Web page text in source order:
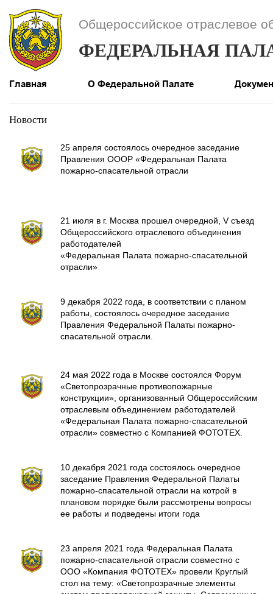
Общероссийское отраслевое
ФЕДЕРАЛЬНАЯ
Главная О Федеральной Палате
Новости
25 апреля состоялось очередное заседание
Правления ОООР «Федеральная Палата
пожарно-спасательной отрасли
21 июля в г. Москва прошел очередной, V съезд
Общероссийского отраслевого объединения
работодателей
«Федеральная Палата пожарно-спасательной
отрасли»
9 декабря 2022 года, в соответствии с планом
работы, состоялось очередное заседание
Правления Федеральной Палаты пожарно-
спасательной отрасли.
24 мая 2022 года в Москве состоялся Форум
«Светопрозрачные противопожарные
конструкции», организованный Общероссийским
отраслевым объединением работодателей
«Федеральная Палата пожарно-спасательной
отрасли» совместно с Компанией ФОТОТЕХ.
10 декабря 2021 года состоялось очередное
заседание Правления Федеральной Палаты
пожарно-спасательной отрасли на котрой в
плановом порядке были рассмотрены вопросы
ее работы и подведены итоги года
23 апреля 2021 года Федеральная Палата
пожарно-спасательной отрасли совместно с
ООО «Компания ФОТОТЕХ» провели Круглый
стол на тему: «Светопрозрачные элементы